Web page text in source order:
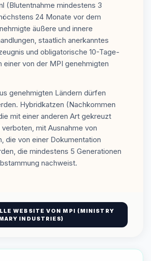
(Blutentnahme mindestens 3
24 Monate vor dem
äußere und innere
staatlich anerkanntes
und obligatorische 10-Tage-
einer von der MPI genehmigten
genehmigten Ländern dürfen
Hybridkatzen (Nachkommen
mit einer anderen Art gekreuzt
mit Ausnahme von
die von einer Dokumentation
die mindestens 5 Generationen
nachweist.
WEBSITE VON MPI (MINISTRY
INDUSTRIES)